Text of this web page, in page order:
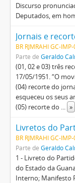
Discurso
Deputados, em
Jornais e
BR RJMRAHI GC-
Parte de Geraldo
(01, 02 e 03) três
17/05/1951. “O
(04) recorte do
esqueceu os seus
(05) recorte do ... »
Livretos do
BR RJMRAHI GC-
Parte de Geraldo
1 - Livreto do
do Estado da
Interno; Manifesto